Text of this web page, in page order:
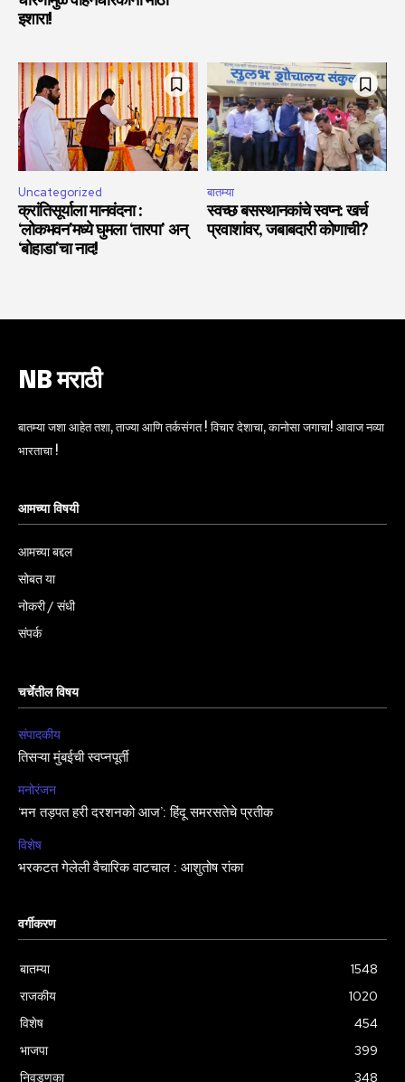
इशारा!
Uncategorized
क्रांतिसूर्याला मानवंदना :
‘लोकभवन’मध्ये घुमला ‘तारपा’ अन्
‘बोहाडा’चा नाद!
बातम्या
स्वच्छ बसस्थानकांचे स्वप्न: खर्च
प्रवाशांवर, जबाबदारी कोणाची?
NB मराठी
बातम्या जशा आहेत तशा, ताज्या आणि तर्कसंगत ! विचार देशाचा, कानोसा जगाचा! आवाज नव्या
भारताचा !
आमच्या विषयी
आमच्या बद्दल
सोबत या
नोकरी / संधी
संपर्क
चर्चेतील विषय
संपादकीय
तिसऱ्या मुंबईची स्वप्नपूर्ती
मनोरंजन
‘मन तड़पत हरी दरशनको आज’: हिंदू समरसतेचे प्रतीक
विशेष
भरकटत गेलेली वैचारिक वाटचाल : आशुतोष रांका
वर्गीकरण
बातम्या
1548
राजकीय
1020
विशेष
454
भाजपा
399
निवडणुका
348